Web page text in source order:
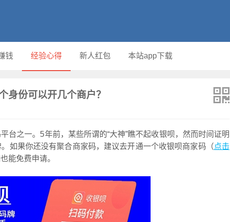
钱 经验心得 新人红包 本站app下载
身份可以开几个商户？
台之一。5年前，某些所谓的“大神”瞧不起收银呗，然而时间证明
如果你还没有聚合商家码，建议去开通一个收银呗商家码（点击
能免费申请。